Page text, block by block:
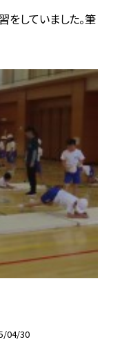
していました。筆
04/30